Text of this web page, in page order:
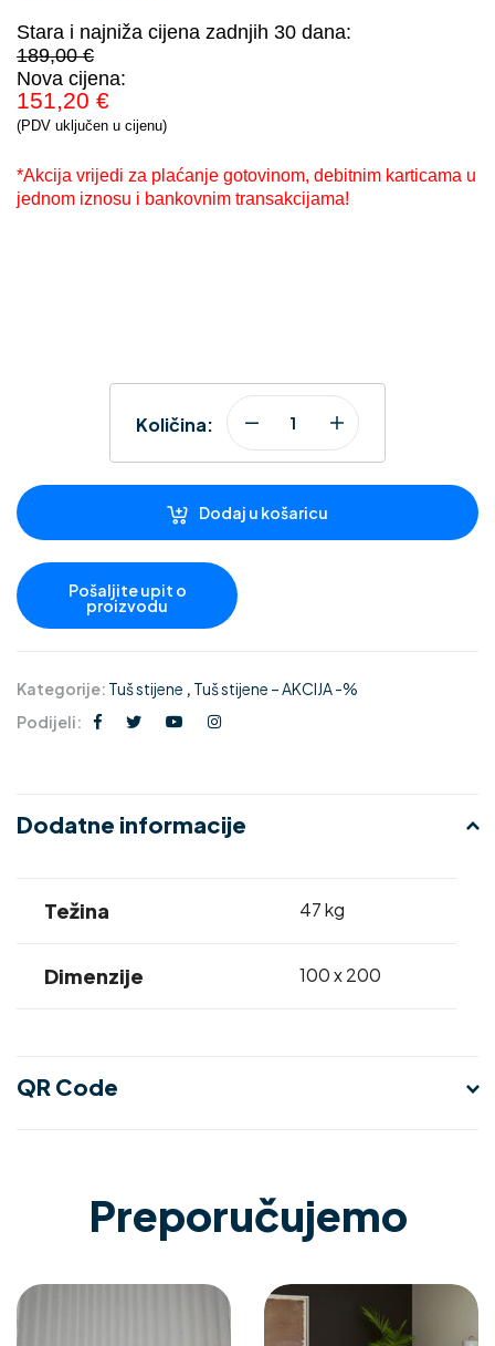
Stara i najniža cijena zadnjih 30 dana:
189,00 €
Nova cijena:
151,20 €
(PDV uključen u cijenu)
*Akcija vrijedi za plaćanje gotovinom, debitnim karticama u
jednom iznosu i bankovnim transakcijama!
Količina:
Dodaj u košaricu
Kategorije: Tuš stijene , Tuš stijene – AKCIJA -%
Podijeli:
Dodatne informacije
Težina 47 kg
Dimenzije 100 x 200
QR Code
Preporučujemo